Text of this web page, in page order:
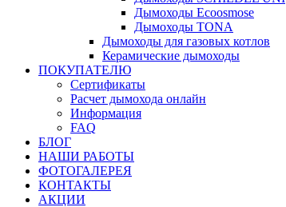
Дымоходы Ecoosmose
Дымоходы TONA
Дымоходы для газовых котлов
Керамические дымоходы
ПОКУПАТЕЛЮ
Сертификаты
Расчет дымохода онлайн
Информация
FAQ
БЛОГ
НАШИ РАБОТЫ
ФОТОГАЛЕРЕЯ
КОНТАКТЫ
АКЦИИ